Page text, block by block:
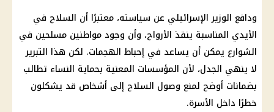
ودافع الوزير الإسرائيلي عن سياسته، معتبرًا أن السلاح في
الأيدي المناسبة ينقذ الأرواح، وأن وجود مواطنين مسلحين في
الشوارع يمكن أن يساعد في إحباط الهجمات. لكن هذا التبرير
لا ينهي الجدل، لأن المؤسسات المعنية بحماية النساء تطالب
بضمانات أوضح لمنع وصول السلاح إلى أشخاص قد يشكلون
خطرًا داخل الأسرة.